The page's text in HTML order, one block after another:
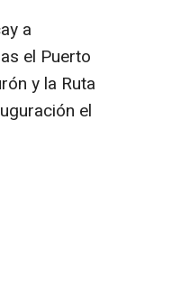
a
el Puerto
y la Ruta
el